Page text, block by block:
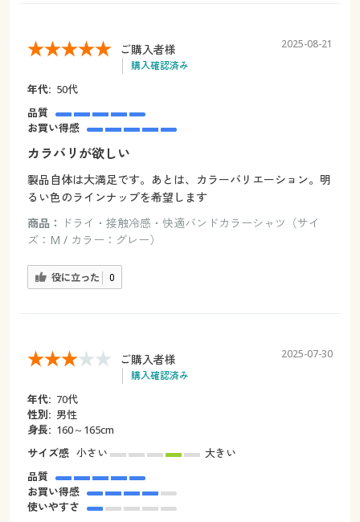
ご購入者様
購入確認済み
2025-08-21
年代: 50代
品質
お買い得感
カラバリが欲しい
製品自体は大満足です。あとは、カラーバリエーション。明
るい色のラインナップを希望します
商品：
ドライ・接触冷感・快適バンドカラーシャツ（サイ
ズ：M / カラー：グレー）
役に立った 0
ご購入者様
購入確認済み
2025-07-30
年代: 70代
性別: 男性
身長: 160～165cm
サイズ感 小さい
大きい
品質
お買い得感
使いやすさ